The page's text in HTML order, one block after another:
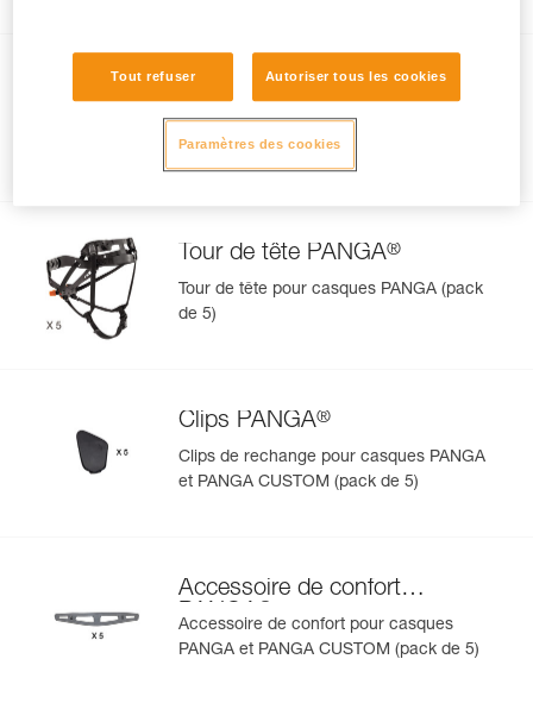
Housse pour sellette PODIUM
Housse de remplacement pour sellette
PODIUM
Tour de tête PANGA®
Tour de tête pour casques PANGA (pack
de 5)
Clips PANGA®
Clips de rechange pour casques PANGA
et PANGA CUSTOM (pack de 5)
Accessoire de confort
PANGA
Accessoire de confort pour casques
PANGA et PANGA CUSTOM (pack de 5)
Tout refuser Autoriser tous les cookies
Paramètres des cookies